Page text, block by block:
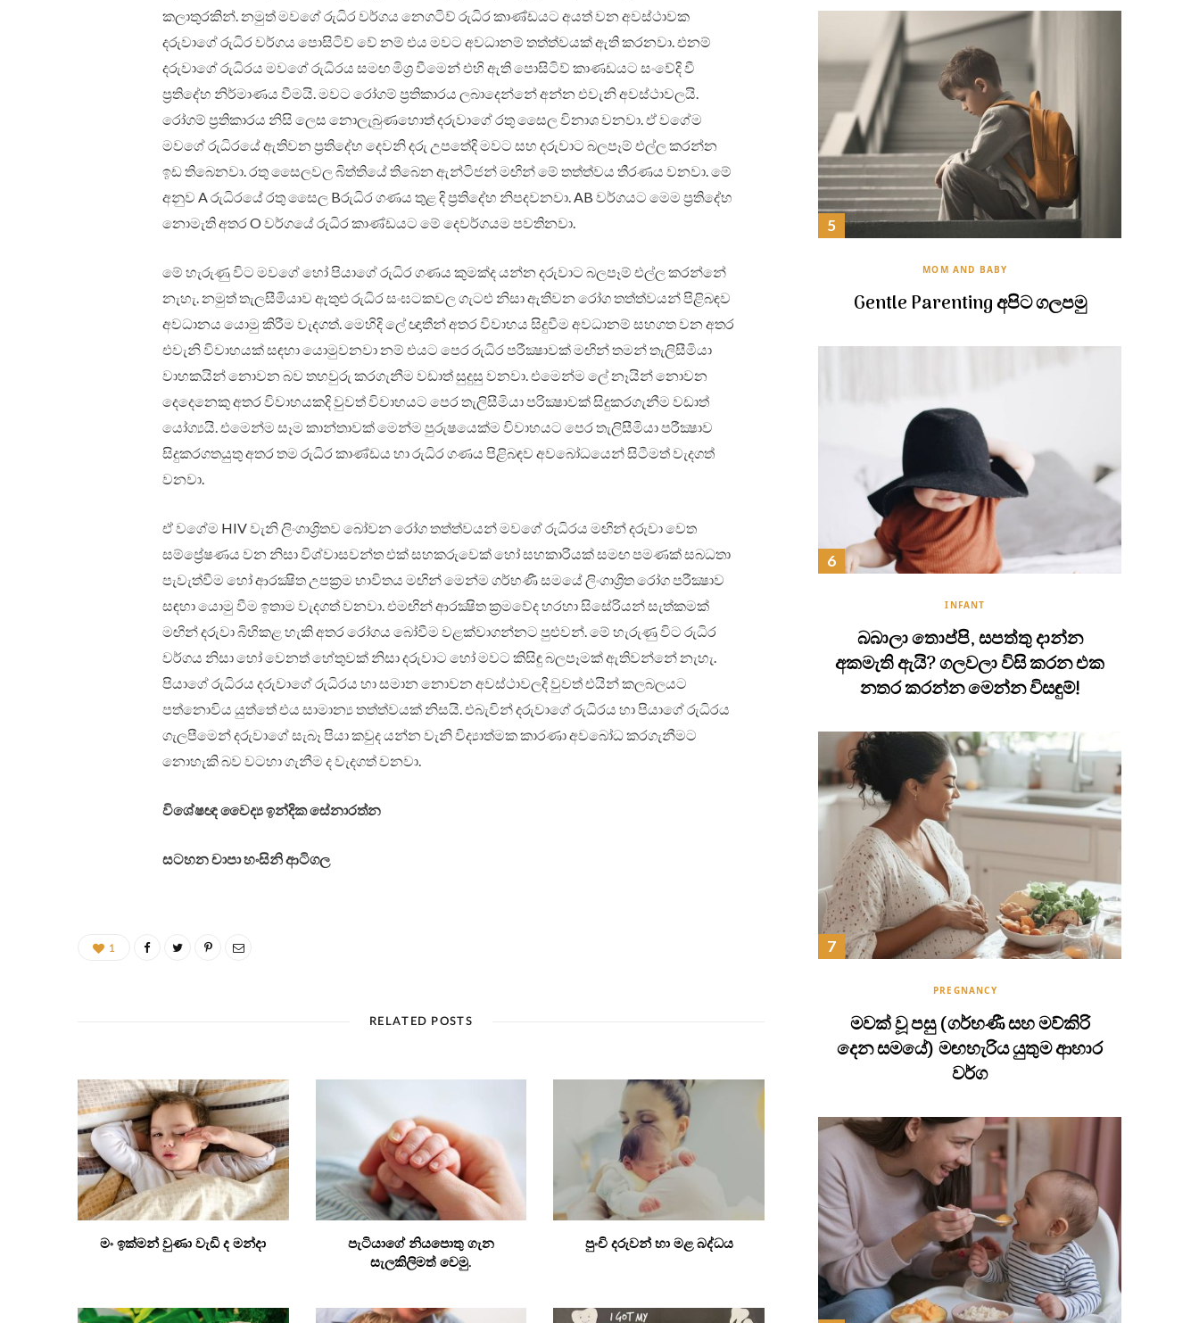
කලාතුරකින්. නමුත් මවගේ රුධිර වර්ගය නෙගටිව් රුධිර කාණ්ඩයට අයත් වන අවස්ථාවක
දරුවාගේ රුධිර වර්ගය පොසිටිව් වේ නම් එය මවට අවධානම් තත්ත්වයක් ඇති කරනවා. එනම්
දරුවාගේ රුධිරය මවගේ රුධිරය සමඟ මිශ්‍ර වීමෙන් එහි ඇති පොසිටිව් කාණඩයට සංවේදි වී
ප්‍රතිදේහ නිර්මාණය වීමයි. මවට රෝගම් ප්‍රතිකාරය ලබාදෙන්නේ අන්න එවැනි අවස්ථාවලයි.
රෝගම් ප්‍රතිකාරය නිසි ලෙස නොලැබුණහොත් දරුවාගේ රතු සෛල විනාශ වනවා. ඒ වගේම
මවගේ රුධිරයේ ඇතිවන ප්‍රතිදේහ දෙවනි දරු උපතේදි මවට සහ දරුවාට බලපෑම් එල්ල කරන්න
ඉඩ තිබෙනවා. රතු සෛලවල බිත්තියේ තිබෙන ඇන්ටිජන් මඟින් මේ තත්ත්වය තීරණය වනවා. මේ
අනුව A රුධිරයේ රතු සෛල Bරුධිර ගණය තුළ දි ප්‍රතිදේහ නිපදවනවා. AB වර්ගයට මෙම ප්‍රතිදේහ
නොමැති අතර O වර්ගයේ රුධිර කාණ්ඩයට මේ දෙවර්ගයම පවතිනවා.
මේ හැරුණු විට මවගේ හෝ පියාගේ රුධිර ගණය කුමක්ද යන්න දරුවාට බලපෑම් එල්ල කරන්නේ
නැහැ. නමුත් තැලසීමියාව ඇතුළු රුධිර සංඝටකවල ගැටළු නිසා ඇතිවන රෝග තත්ත්වයන් පිළිබඳව
අවධානය යොමු කිරීම වැදගත්. මෙහිදි ලේ ඥාතීන් අතර විවාහය සිදුවීම අවධානම් සහගත වන අතර
එවැනි විවාහයක් සඳහා යොමුවනවා නම් එයට පෙර රුධිර පරීක්‍ෂාවක් මඟින් තමන් තැලිසීමියා
වාහකයින් නොවන බව තහවුරු කරගැනීම වඩාත් සුදුසු වනවා. එමෙන්ම ලේ නෑයින් නොවන
දෙදෙනෙකු අතර විවාහයකදි වුවත් විවාහයට පෙර තැලිසීමියා පරික්‍ෂාවක් සිදුකරගැනීම වඩාත්
යෝග්‍යයි. එමෙන්ම සෑම කාන්තාවක් මෙන්ම පුරුෂයෙක්ම විවාහයට පෙර තැලිසීමියා පරීක්‍ෂාව
සිදුකරගතයුතු අතර තම රුධිර කාණ්ඩය හා රුධිර ගණය පිළිබඳව අවබෝධයෙන් සිටීමත් වැදගත්
වනවා.
ඒ වගේම HIV වැනි ලිංගාශ්‍රිතව බෝවන රෝග තත්ත්වයන් මවගේ රුධිරය මඟින් දරුවා වෙත
සම්ප්‍රේෂණය වන නිසා විශ්වාසවන්ත එක් සහකරුවෙක් හෝ සහකාරියක් සමඟ පමණක් සබධතා
පැවැත්වීම හෝ ආරක්‍ෂිත උපක්‍රම භාවිතය මඟින් මෙන්ම ගර්භණී සමයේ ලිංගාශ්‍රිත රෝග පරීක්‍ෂාව
සඳහා යොමු වීම ඉතාම වැදගත් වනවා. එමඟින් ආරක්‍ෂිත ක්‍රමවේද හරහා සිසේරියන් සැත්කමක්
මඟින් දරුවා බිහිකළ හැකි අතර රෝගය බෝවීම වළක්වාගන්නට පුළුවන්. මේ හැරුණු විට රුධිර
වර්ගය නිසා හෝ වෙනත් හේතුවක් නිසා දරුවාට හෝ මවට කිසිඳු බලපෑමක් ඇතිවන්නේ නැහැ.
පියාගේ රුධිරය දරුවාගේ රුධිරය හා සමාන නොවන අවස්ථාවලදි වුවත් එයින් කලබලයට
පත්නොවිය යුත්තේ එය සාමාන්‍ය තත්ත්වයක් නිසයි. එබැවින් දරුවාගේ රුධිරය හා පියාගේ රුධිරය
ගැලපීමෙන් දරුවාගේ සැබෑ පියා කවුද යන්න වැනි විද්‍යාත්මක කාරණා අවබෝධ කරගැනීමට
නොහැකි බව වටහා ගැනීම ද වැදගත් වනවා.
විශේෂඥ වෛද්‍ය ඉන්දික සේනාරත්න
සටහන චාපා හංසිනි ආටිගල
1
RELATED POSTS
මං ඉක්මන් වුණා වැඩි ද මන්දා
පැටියාගේ නියපොතු ගැන
සැලකිලිමත් වෙමු.
පුංචි දරුවන් හා මළ බද්ධය
MOM AND BABY
Gentle Parenting අපිට ගලපමු
INFANT
බබාලා තොප්පි, සපත්තු දාන්න
අකමැති ඇයි? ගලවලා විසි කරන එක
නතර කරන්න මෙන්න විසඳුම්!
PREGNANCY
මවක් වූ පසු (ගර්භණී සහ මව්කිරි
දෙන සමයේ) මඟහැරිය යුතුම ආහාර
වර්ග